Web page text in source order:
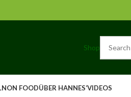
Shop
NON FOODÜBER HANNES‘VIDEOS